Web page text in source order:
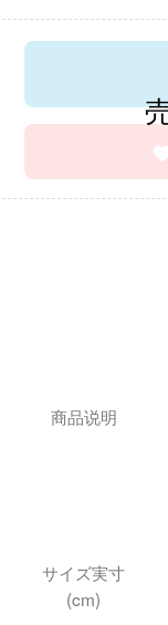
商品说明
サイズ実寸
(cm)